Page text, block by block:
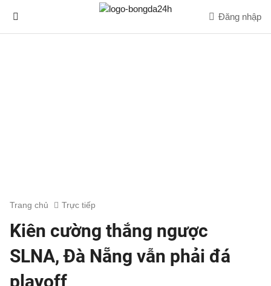
Đăng nhập
Trang chủ Trực tiếp
Kiên cường thắng ngược
SLNA, Đà Nẵng vẫn phải đá
playoff